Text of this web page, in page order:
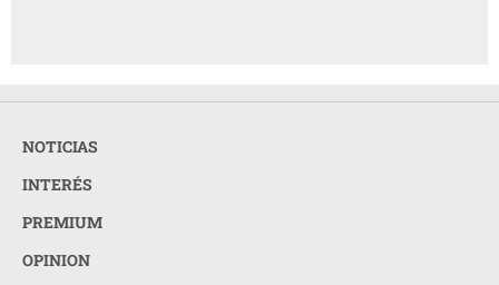
NOTICIAS
INTERÉS
PREMIUM
OPINION